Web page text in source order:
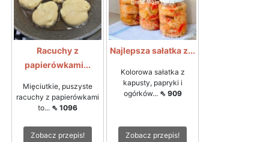
Racuchy z
papierówkami...
Mięciutkie, puszyste
racuchy z papierówkami
to... ⇖ 1096
Zobacz przepis!
Najlepsza sałatka z...
Kolorowa sałatka z
kapusty, papryki i
ogórków... ⇖ 909
Zobacz przepis!